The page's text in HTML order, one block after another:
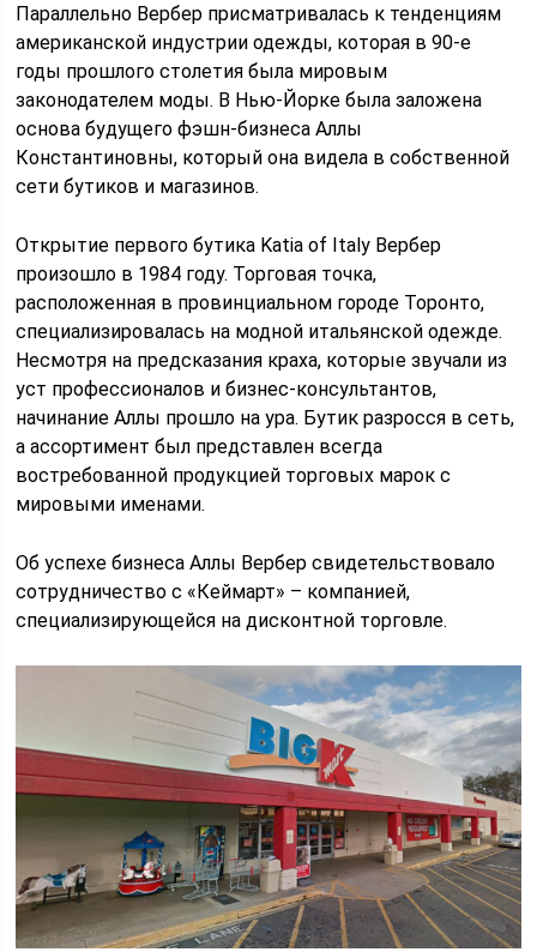
Параллельно Вербер присматривалась к тенденциям
американской индустрии одежды, которая в 90-е
годы прошлого столетия была мировым
законодателем моды. В Нью-Йорке была заложена
основа будущего фэшн-бизнеса Аллы
Константиновны, который она видела в собственной
сети бутиков и магазинов.
Открытие первого бутика Katia of Italy Вербер
произошло в 1984 году. Торговая точка,
расположенная в провинциальном городе Торонто,
специализировалась на модной итальянской одежде.
Несмотря на предсказания краха, которые звучали из
уст профессионалов и бизнес-консультантов,
начинание Аллы прошло на ура. Бутик разросся в сеть,
а ассортимент был представлен всегда
востребованной продукцией торговых марок с
мировыми именами.
Об успехе бизнеса Аллы Вербер свидетельствовало
сотрудничество с «Кеймарт» – компанией,
специализирующейся на дисконтной торговле.